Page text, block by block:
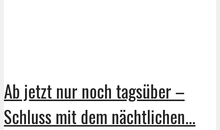
Ab jetzt nur noch tagsüber –
Schluss mit dem nächtlichen...